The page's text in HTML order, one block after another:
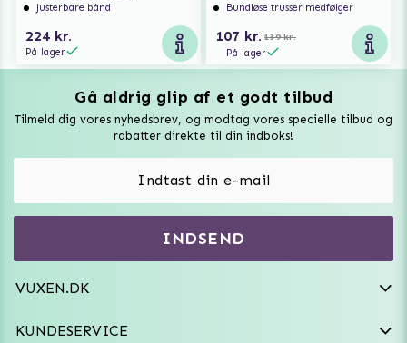
Justerbare bånd
224 kr.
På lager
Bundløse trusser medfølger
107 kr. 139 kr.
På lager
Gå aldrig glip af et godt tilbud
Tilmeld dig vores nyhedsbrev, og modtag vores specielle tilbud og
rabatter direkte til din indboks!
INDSEND
VUXEN.DK
VAT: SE556744520901
kundeservice@vuxen.dk
KUNDESERVICE
Fortryd aftale
Vuxen Magazine
Vibratorer